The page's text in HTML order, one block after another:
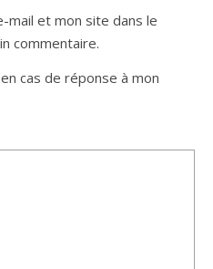
mail et mon site dans le
commentaire.
cas de réponse à mon